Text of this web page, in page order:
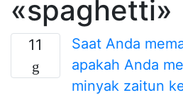
«spaghetti»
11
Saat Anda
apakah Anda
minyak zaitun